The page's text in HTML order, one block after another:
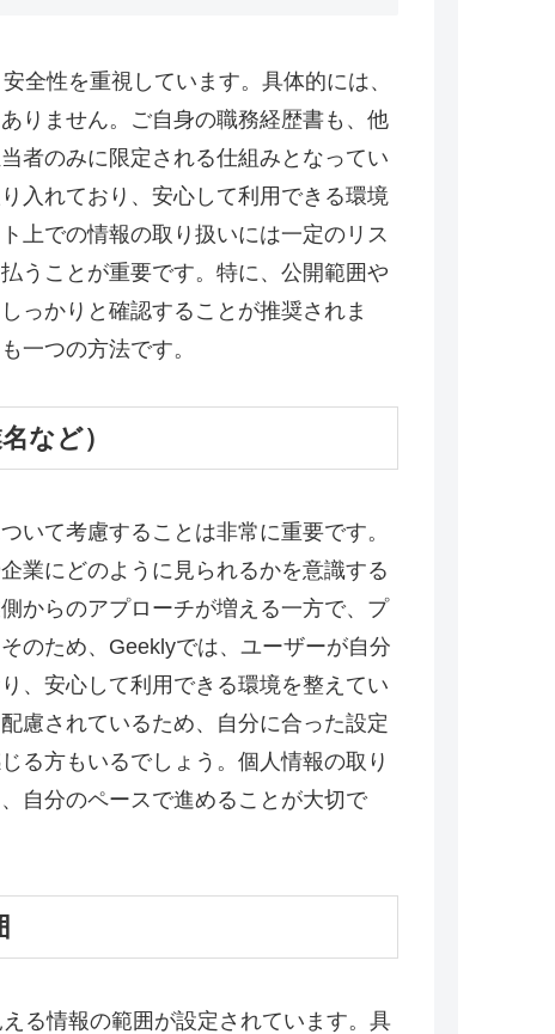
全性を重視しています。具体的には、
りません。ご自身の職務経歴書も、他
者のみに限定される仕組みとなってい
入れており、安心して利用できる環境
上での情報の取り扱いには一定のリス
うことが重要です。特に、公開範囲や
っかりと確認することが推奨されま
一つの方法です。
など）
いて考慮することは非常に重要です。
業にどのように見られるかを意識する
からのアプローチが増える一方で、プ
のため、Geeklyでは、ユーザーが自分
、安心して利用できる環境を整えてい
慮されているため、自分に合った設定
る方もいるでしょう。個人情報の取り
自分のペースで進めることが大切で
る情報の範囲が設定されています。具